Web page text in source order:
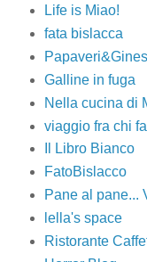
Life is Miao!
fata bislacca
Galline in fuga
Nella cucina di
viaggio fra chi
Il Libro Bianco
FatoBislacco
Pane al pane...
lella's space
Ristorante